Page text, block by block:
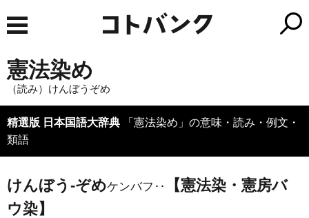
憲法染め
（読み）けんぼうぞめ
精選版 日本国語大辞典 「憲法染め」の意味・読み・例文・
類語
けんぼう‐ぞめケンバフ‥
【憲法染・憲房バ
ウ染】